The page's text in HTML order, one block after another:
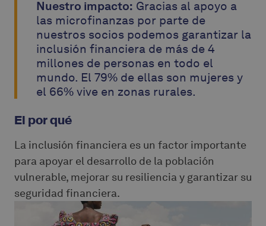
Nuestro impacto: Gracias al apoyo a
las microfinanzas por parte de
nuestros socios podemos garantizar la
inclusión financiera de más de 4
millones de personas en todo el
mundo. El 79% de ellas son mujeres y
el 66% vive en zonas rurales.
El por qué
La inclusión financiera es un factor importante
para apoyar el desarrollo de la población
vulnerable, mejorar su resiliencia y garantizar su
seguridad financiera.